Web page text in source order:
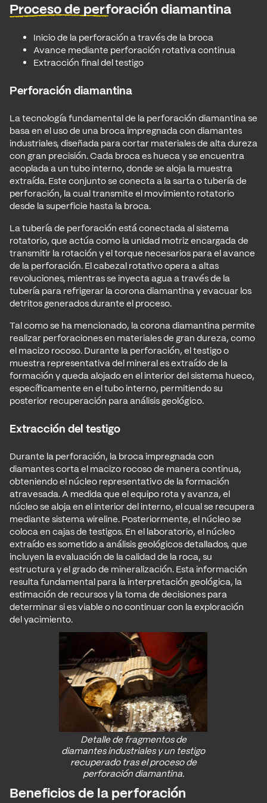
Proceso de perforación diamantina
Inicio de la perforación a través de la broca
Avance mediante perforación rotativa continua
Extracción final del testigo
Perforación diamantina
La tecnología fundamental de la perforación diamantina se
basa en el uso de una broca impregnada con diamantes
industriales, diseñada para cortar materiales de alta dureza
con gran precisión. Cada broca es hueca y se encuentra
acoplada a un tubo interno, donde se aloja la muestra
extraída. Este conjunto se conecta a la sarta o tubería de
perforación, la cual transmite el movimiento rotatorio
desde la superficie hasta la broca.
La tubería de perforación está conectada al sistema
rotatorio, que actúa como la unidad motriz encargada de
transmitir la rotación y el torque necesarios para el avance
de la perforación. El cabezal rotativo opera a altas
revoluciones, mientras se inyecta agua a través de la
tubería para refrigerar la corona diamantina y evacuar los
detritos generados durante el proceso.
Tal como se ha mencionado, la corona diamantina permite
realizar perforaciones en materiales de gran dureza, como
el macizo rocoso. Durante la perforación, el testigo o
muestra representativa del mineral es extraído de la
formación y queda alojado en el interior del sistema hueco,
específicamente en el tubo interno, permitiendo su
posterior recuperación para análisis geológico.
Extracción del testigo
Durante la perforación, la broca impregnada con
diamantes corta el macizo rocoso de manera continua,
obteniendo el núcleo representativo de la formación
atravesada. A medida que el equipo rota y avanza, el
núcleo se aloja en el interior del interno, el cual se recupera
mediante sistema wireline. Posteriormente, el núcleo se
coloca en cajas de testigos. En el laboratorio, el núcleo
extraído es sometido a análisis geológicos detallados, que
incluyen la evaluación de la calidad de la roca, su
estructura y el grado de mineralización. Esta información
resulta fundamental para la interpretación geológica, la
estimación de recursos y la toma de decisiones para
determinar si es viable o no continuar con la exploración
del yacimiento.
Detalle de fragmentos de
diamantes industriales y un testigo
recuperado tras el proceso de
perforación diamantina.
Beneficios de la perforación